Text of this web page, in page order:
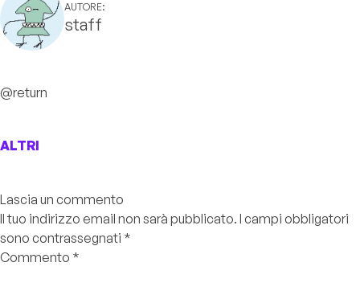
AUTORE:
staff
@return
ALTRI
Lascia un commento
Il tuo indirizzo email non sarà pubblicato. I campi obbligatori
sono contrassegnati *
Commento *